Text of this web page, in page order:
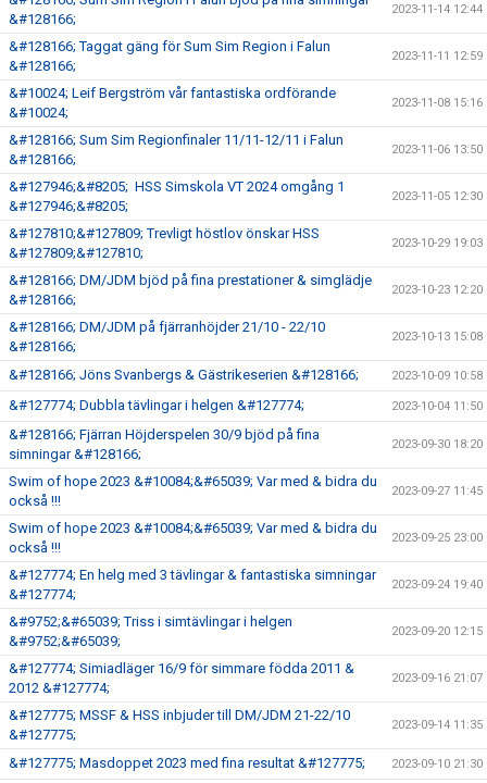
&#128166;
2023-11-14 12:44
&#128166; Taggat gäng för Sum Sim Region i Falun
&#128166;
2023-11-11 12:59
&#10024; Leif Bergström vår fantastiska ordförande
&#10024;
2023-11-08 15:16
&#128166; Sum Sim Regionfinaler 11/11-12/11 i Falun
&#128166;
2023-11-06 13:50
&#127946;&#8205; HSS Simskola VT 2024 omgång 1
&#127946;&#8205;
2023-11-05 12:30
&#127810;&#127809; Trevligt höstlov önskar HSS
&#127809;&#127810;
2023-10-29 19:03
&#128166; DM/JDM bjöd på fina prestationer & simglädje
&#128166;
2023-10-23 12:20
&#128166; DM/JDM på fjärranhöjder 21/10 - 22/10
&#128166;
2023-10-13 15:08
&#128166; Jöns Svanbergs & Gästrikeserien &#128166; 2023-10-09 10:58
&#127774; Dubbla tävlingar i helgen &#127774; 2023-10-04 11:50
&#128166; Fjärran Höjderspelen 30/9 bjöd på fina
simningar &#128166;
2023-09-30 18:20
Swim of hope 2023 &#10084;&#65039; Var med & bidra du
också !!!
2023-09-27 11:45
Swim of hope 2023 &#10084;&#65039; Var med & bidra du
också !!!
2023-09-25 23:00
&#127774; En helg med 3 tävlingar & fantastiska simningar
&#127774;
2023-09-24 19:40
&#9752;&#65039; Triss i simtävlingar i helgen
&#9752;&#65039;
2023-09-20 12:15
&#127774; Simiadläger 16/9 för simmare födda 2011 &
2012 &#127774;
2023-09-16 21:07
&#127775; MSSF & HSS inbjuder till DM/JDM 21-22/10
&#127775;
2023-09-14 11:35
&#127775; Masdoppet 2023 med fina resultat &#127775; 2023-09-10 21:30